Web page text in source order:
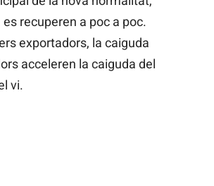
recuperen a poc a poc.
exportadors, la caiguda
acceleren la caiguda del
vi.